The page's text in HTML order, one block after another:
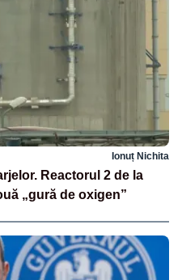
Ionuț Nichita
Reactorul 2 de la
„gură de oxigen”